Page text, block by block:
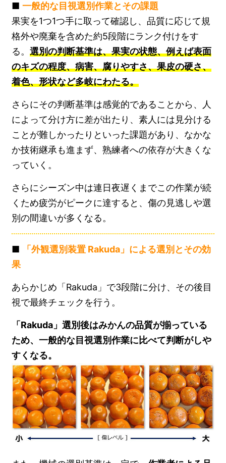
■一般的な目視選別作業とその課題
果実を1つ1つ手に取って確認し、品質に応じて規
格外や廃棄を含めた約5段階にランク付けをす
る。選別の判断基準は、果実の状態、例えば表面
のキズの程度、病害、腐りやすさ、果皮の硬さ、
着色、形状など多岐にわたる。
さらにその判断基準は感覚的であることから、人
によって分け方に差が出たり、素人には見分ける
ことが難しかったりといった課題があり、なかな
か技術継承も進まず、熟練者への依存が大きくな
っていく。
さらにシーズン中は連日夜遅くまでこの作業が続
くため疲労がピークに達すると、傷の見逃しや選
別の間違いが多くなる。
■
「外観選別装置 Rakuda」による選別とその効
果
あらかじめ「Rakuda」で3段階に分け、その後目
視で最終チェックを行う。
「Rakuda」選別後はみかんの品質が揃っている
ため、一般的な目視選別作業に比べて判断がしや
すくなる。